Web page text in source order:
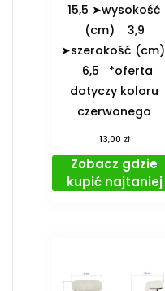
15,5 ➤wysokość
(cm) 3,9
➤szerokość (cm)
6,5 *oferta
dotyczy koloru
czerwonego
13,00 zł
Zobacz gdzie
kupić najtaniej